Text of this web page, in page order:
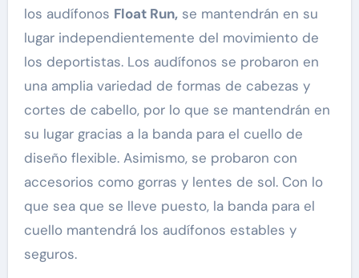
los audífonos Float Run,se mantendrán en su
lugar independientemente del movimiento de
los deportistas. Los audífonos se probaron en
una amplia variedad de formas de cabezas y
cortes de cabello, por lo que se mantendrán en
su lugar gracias a la banda para el cuello de
diseño flexible. Asimismo, se probaron con
accesorios como gorras y lentes de sol. Con lo
que sea que se lleve puesto, la banda para el
cuello mantendrá los audífonos estables y
seguros.